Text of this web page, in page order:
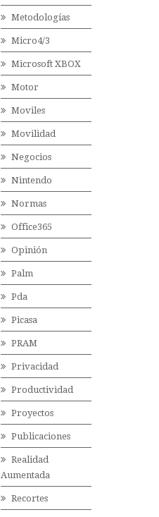
Metodologías
Micro4/3
Microsoft XBOX
Motor
Moviles
Movilidad
Negocios
Nintendo
Normas
Office365
Opinión
Palm
Pda
Picasa
PRAM
Privacidad
Productividad
Proyectos
Publicaciones
Realidad
Aumentada
Recortes